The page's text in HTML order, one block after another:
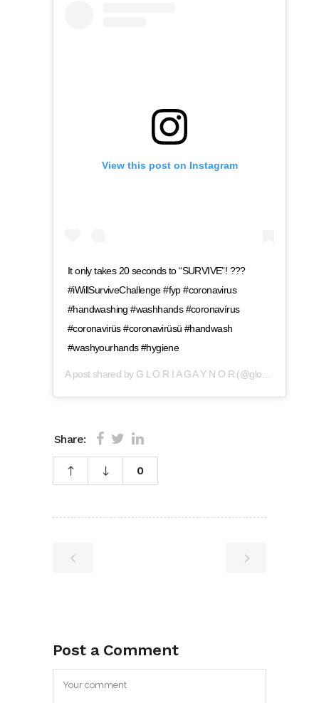
View this post on Instagram
It only takes 20 seconds to “SURVIVE”! ???
#iWillSurviveChallenge #fyp #coronavirus
#handwashing #washhands #coronavírus
#coronavirüs #coronavirüsü #handwash
#washyourhands #hygiene
A post shared by G L O R I A G A Y N O R (@gloriagaynor) on
Share:
0
Post a Comment